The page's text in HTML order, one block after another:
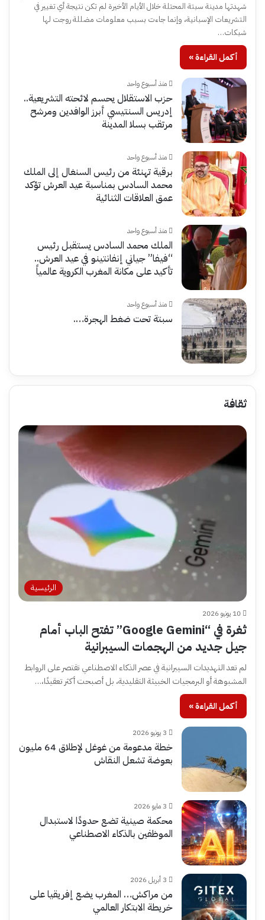
شهدتها مدينة سبتة المحتلة خلال الأيام الأخيرة لم تكن نتيجة أي تغيير في
التشريعات الإسبانية، وإنما جاءت بسبب معلومات مضللة روجت لها
شبكات…
أكمل القراءة »
منذ أسبوع واحد
حزب الاستقلال يحسم لائحته التشريعية..
إدريس السنتيسي أبرز الوافدين ومرشح
مرتقب بسلا المدينة
منذ أسبوع واحد
برقية تهنئة من رئيس السنغال إلى الملك
محمد السادس بمناسبة عيد العرش تؤكد
عمق العلاقات الثنائية
منذ أسبوع واحد
الملك محمد السادس يستقبل رئيس
“فيفا” جياني إنفانتينو في عيد العرش..
تأكيد على مكانة المغرب الكروية عالمياً
منذ أسبوع واحد
سبتة تحت ضغط الهجرة….
ثقافة
الرئيسية
10 يونيو 2026
ثغرة في “Google Gemini” تفتح الباب أمام
جيل جديد من الهجمات السيبرانية
لم تعد التهديدات السيبرانية في عصر الذكاء الاصطناعي تقتصر على الروابط
المشبوهة أو البرمجيات الخبيثة التقليدية، بل أصبحت أكثر تعقيدًا،…
أكمل القراءة »
3 يونيو 2026
خطة مدعومة من غوغل لإطلاق 64 مليون
بعوضة تشعل النقاش
3 مايو 2026
محكمة صينية تضع حدودًا لاستبدال
الموظفين بالذكاء الاصطناعي
3 أبريل 2026
من مراكش… المغرب يضع إفريقيا على
خريطة الابتكار العالمي